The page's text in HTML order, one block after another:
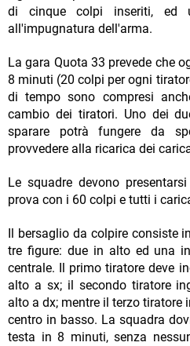
di cinque colpi inseriti, ed
all'impugnatura dell'arma.
La gara Quota 33 prevede che
8 minuti (20 colpi per ogni
di tempo sono compresi
cambio dei tiratori. Uno dei
sparare potrà fungere da
provvedere alla ricarica dei
Le squadre devono
prova con i 60 colpi e tutti i
Il bersaglio da colpire consiste
tre figure: due in alto ed una
centrale. Il primo tiratore deve
alto a sx; il secondo tiratore
alto a dx; mentre il terzo tiratore
centro in basso. La squadra
testa in 8 minuti, senza